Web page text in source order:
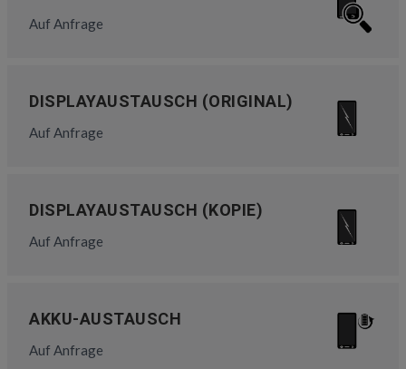
Auf Anfrage
DISPLAYAUSTAUSCH (ORIGINAL)
Auf Anfrage
DISPLAYAUSTAUSCH (KOPIE)
Auf Anfrage
AKKU-AUSTAUSCH
Auf Anfrage